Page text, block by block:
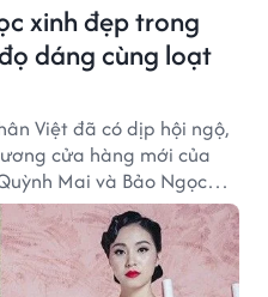
xinh đẹp trong
dáng cùng loạt
Việt đã có dịp hội ngộ,
cửa hàng mới của
Mai và Bảo Ngọc
mộ bởi sức hút của The